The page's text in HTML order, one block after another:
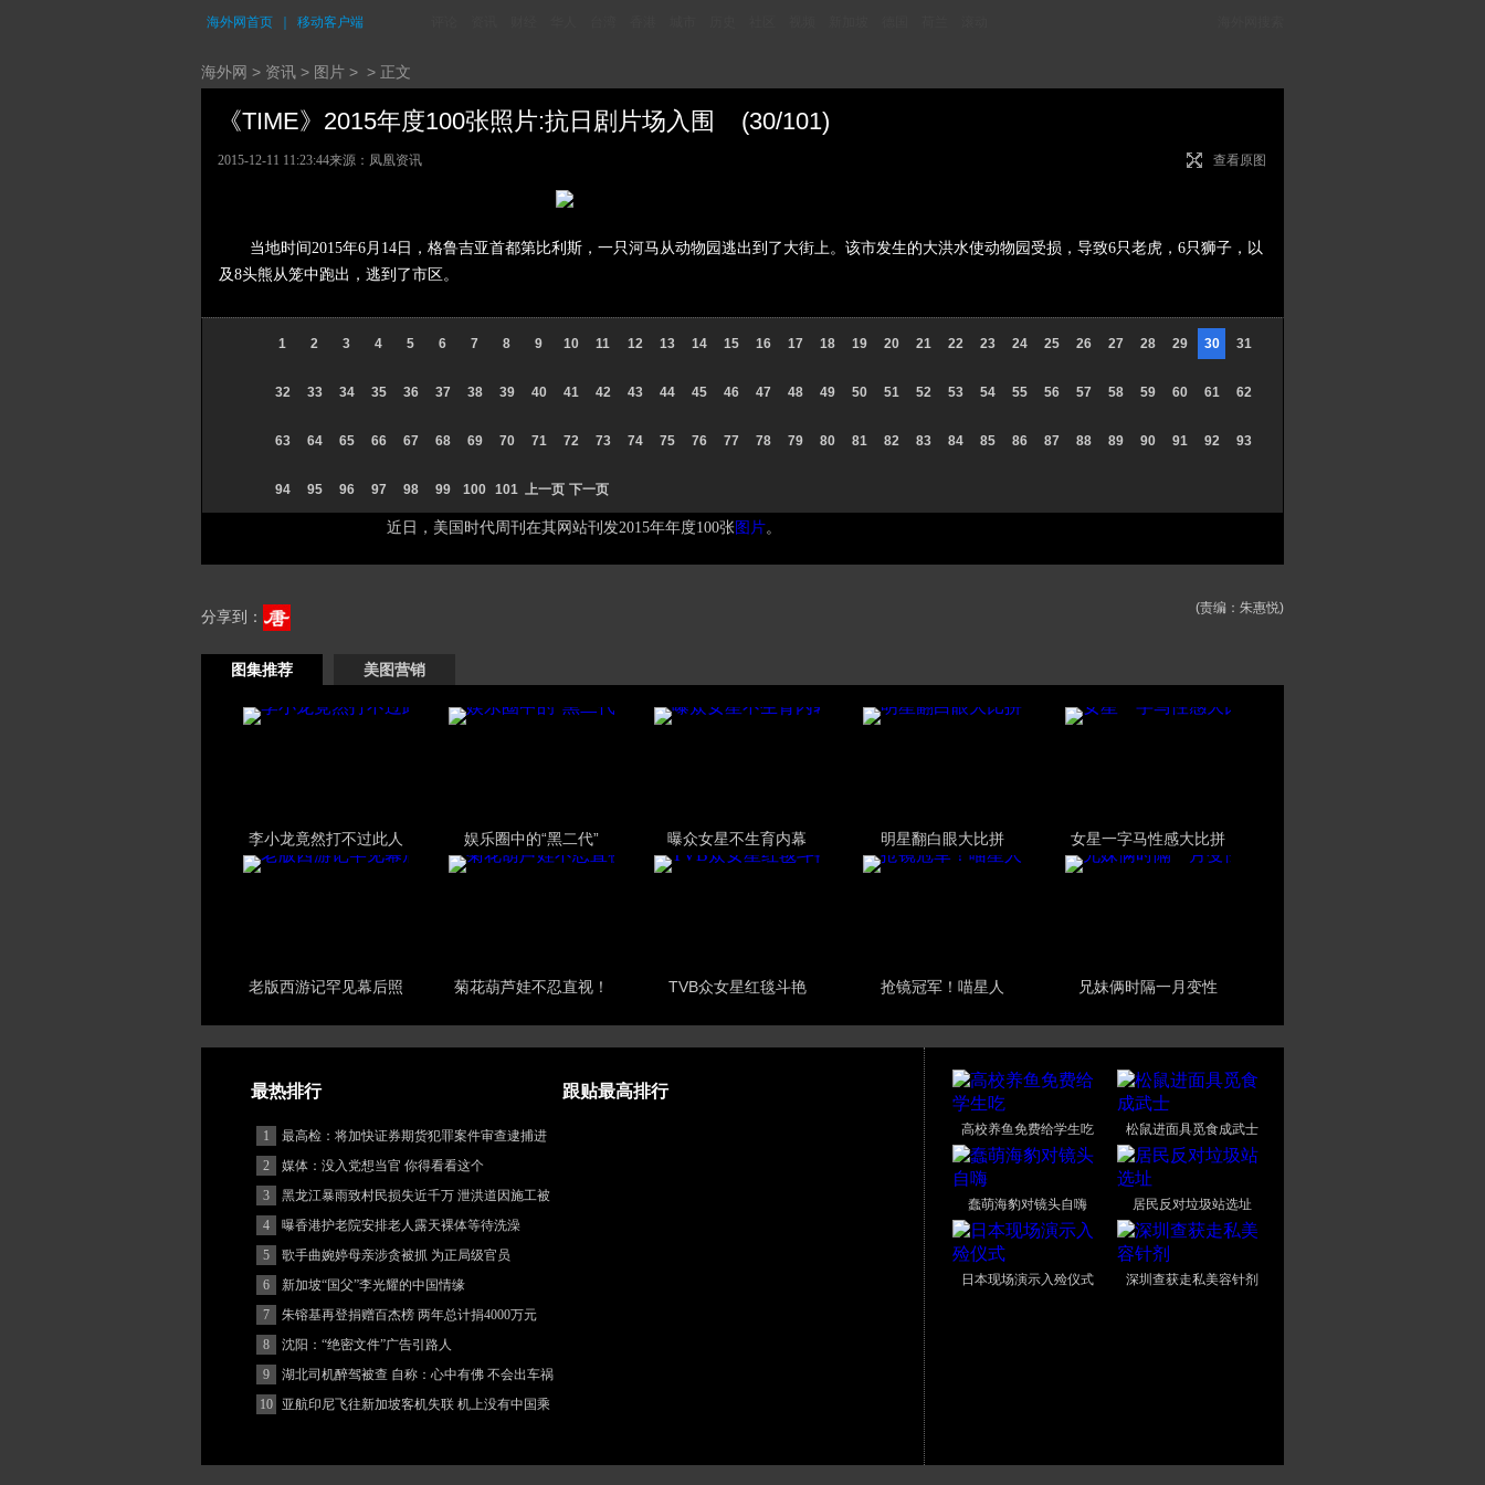
海外网首页 移动客户端
海外网 > 资讯 > 图片 > > 正文
《TIME》2015年度100张照片:抗日剧片场入围 (30/101)
查看原图
2015-12-11 11:23:44来源：凤凰资讯
当地时间2015年6月14日，格鲁吉亚首都第比利斯，一只河马从动物园逃出到了大街上。该市发生的大洪水使动物园受损，导致6只老虎，6只狮子，以
及8头熊从笼中跑出，逃到了市区。
1 2 3 4 5 6 7 8 9 10 11 12 13 14 15 16 17 18 19 20 21 22 23 24 25 26 27 28 29 30 31
32 33 34 35 36 37 38 39 40 41 42 43 44 45 46 47 48 49 50 51 52 53 54 55 56 57 58 59 60 61 62
63 64 65 66 67 68 69 70 71 72 73 74 75 76 77 78 79 80 81 82 83 84 85 86 87 88 89 90 91 92 93
94 95 96 97 98 99 100 101 上一页 下一页
近日，美国时代周刊在其网站刊发2015年年度100张图片。
(责编：朱惠悦)
分享到：
图集推荐 美图营销
李小龙竟然打不过此人 娱乐圈中的“黑二代” 曝众女星不生育内幕 明星翻白眼大比拼 女星一字马性感大比拼
老版西游记罕见幕后照 菊花葫芦娃不忍直视！ TVB众女星红毯斗艳 抢镜冠军！喵星人 兄妹俩时隔一月变性
最热排行 跟贴最高排行
1
最高检：将加快证券期货犯罪案件审查逮捕进
度
2
媒体：没入党想当官 你得看看这个
3
黑龙江暴雨致村民损失近千万 泄洪道因施工被
堵
4
曝香港护老院安排老人露天裸体等待洗澡
5
歌手曲婉婷母亲涉贪被抓 为正局级官员
6
新加坡“国父”李光耀的中国情缘
7
朱镕基再登捐赠百杰榜 两年总计捐4000万元
8
沈阳：“绝密文件”广告引路人
9
湖北司机醉驾被查 自称：心中有佛 不会出车祸
(图)
10
亚航印尼飞往新加坡客机失联 机上没有中国乘
高校养鱼免费给学生吃 松鼠进面具觅食成武士
蠢萌海豹对镜头自嗨 居民反对垃圾站选址
日本现场演示入殓仪式 深圳查获走私美容针剂